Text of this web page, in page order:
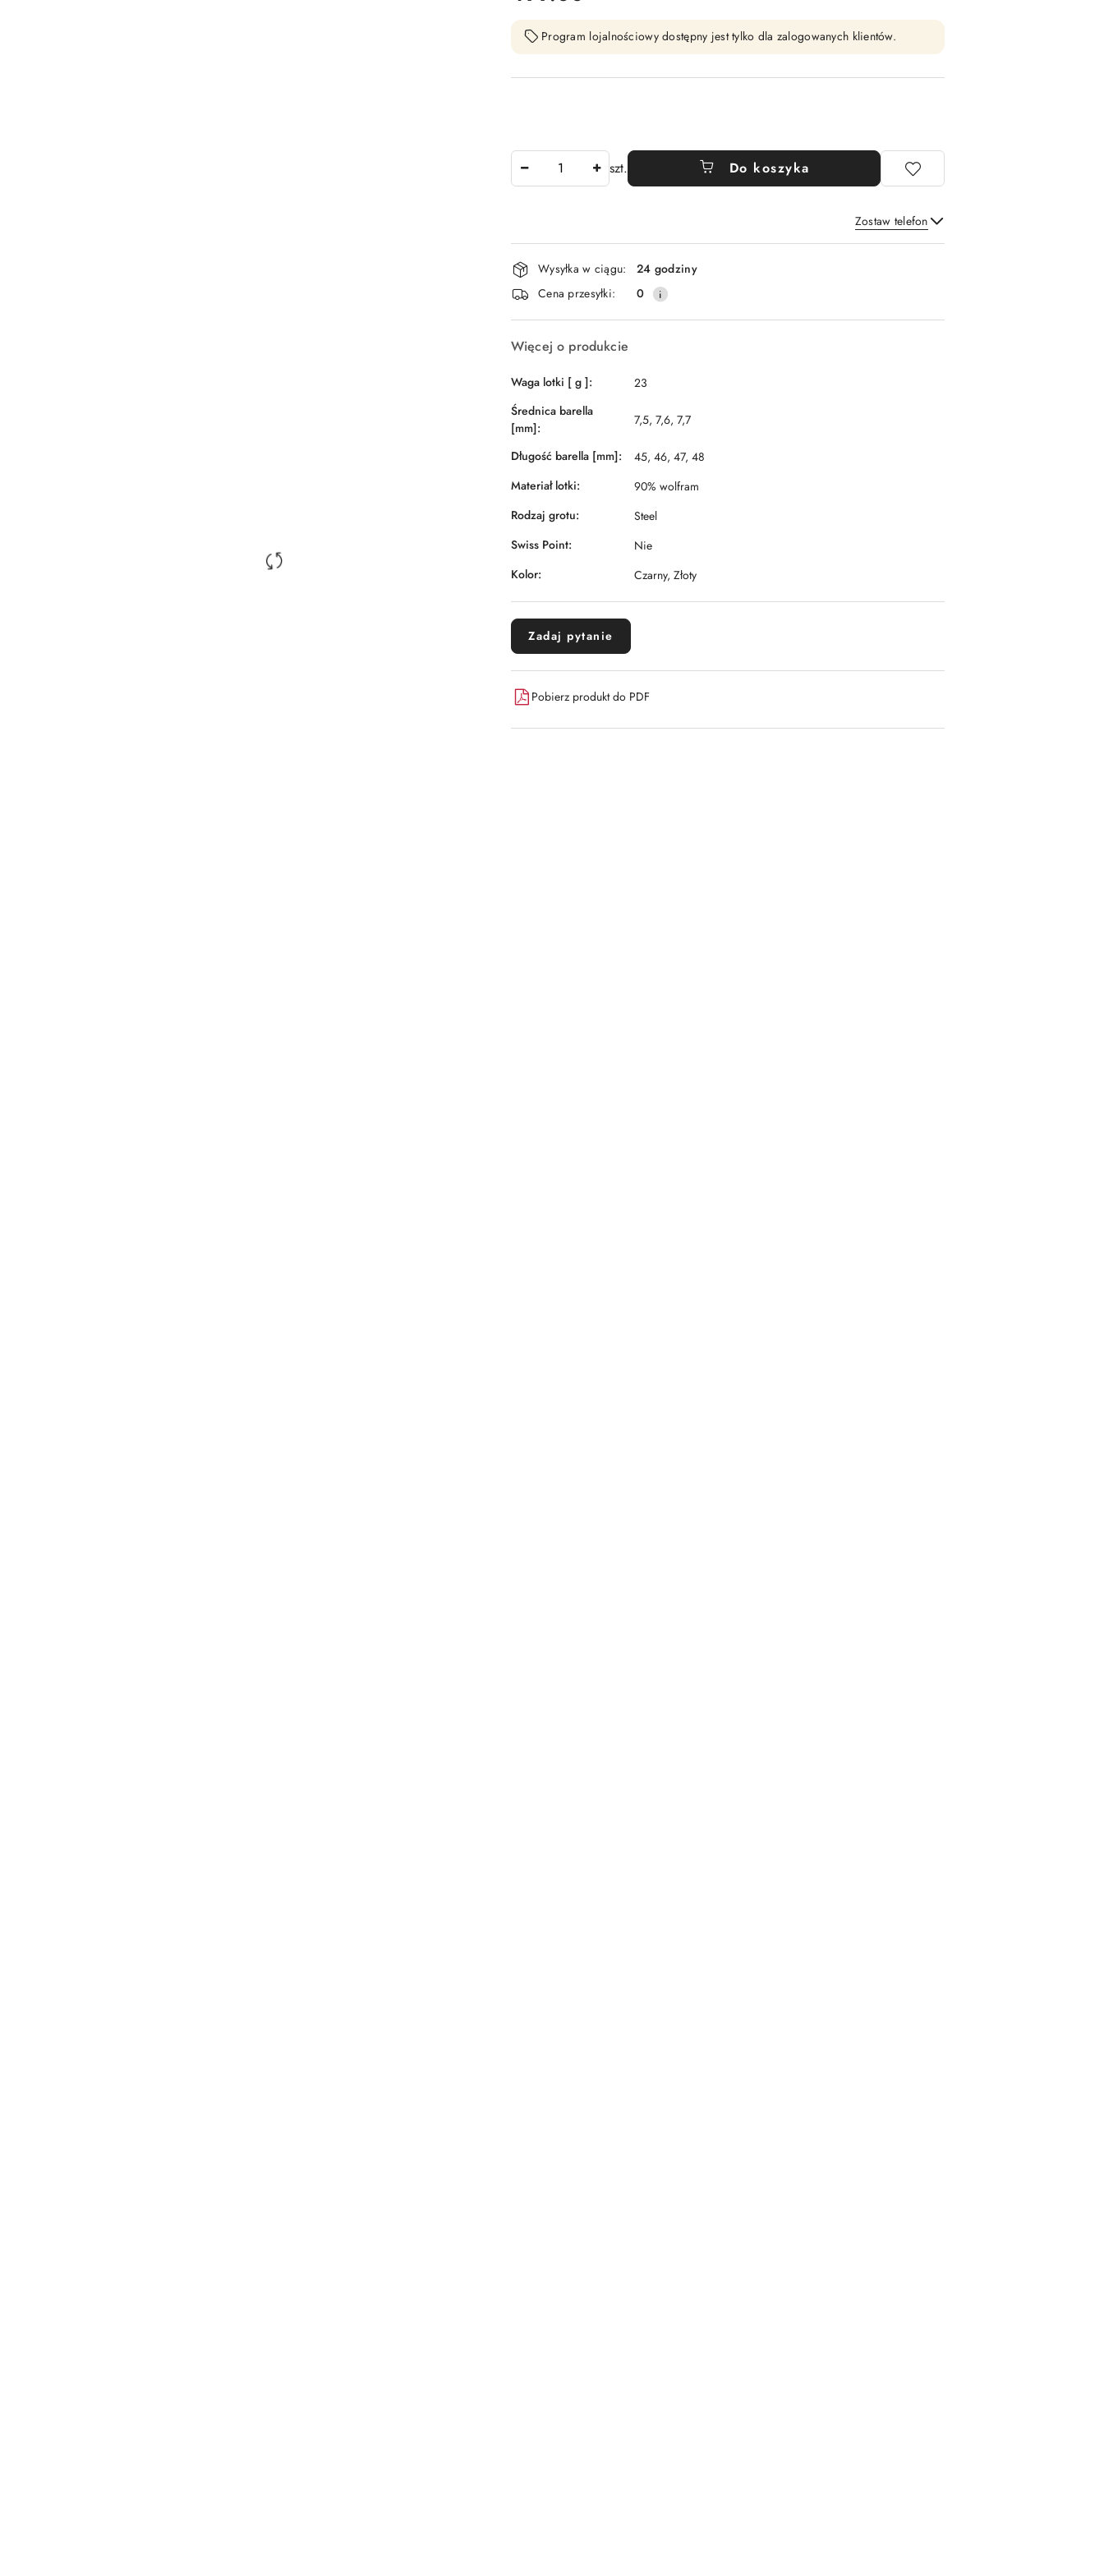
Program lojalnościowy dostępny jest tylko dla zalogowanych klientów.
szt. Do koszyka
Zostaw telefon
Wyślij
Dostępność
i
dostawa
Wysyłka w ciągu:
24 godziny
Cena przesyłki:
0
Więcej o produkcie
Waga lotki [ g ]:
23
Średnica barella
[mm]:
7,5, 7,6, 7,7
Długość barella [mm]:
45, 46, 47, 48
Materiał lotki:
90% wolfram
Rodzaj grotu:
Steel
Swiss Point:
Nie
Kolor:
Czarny, Złoty
Zadaj pytanie
Pobierz produkt do PDF